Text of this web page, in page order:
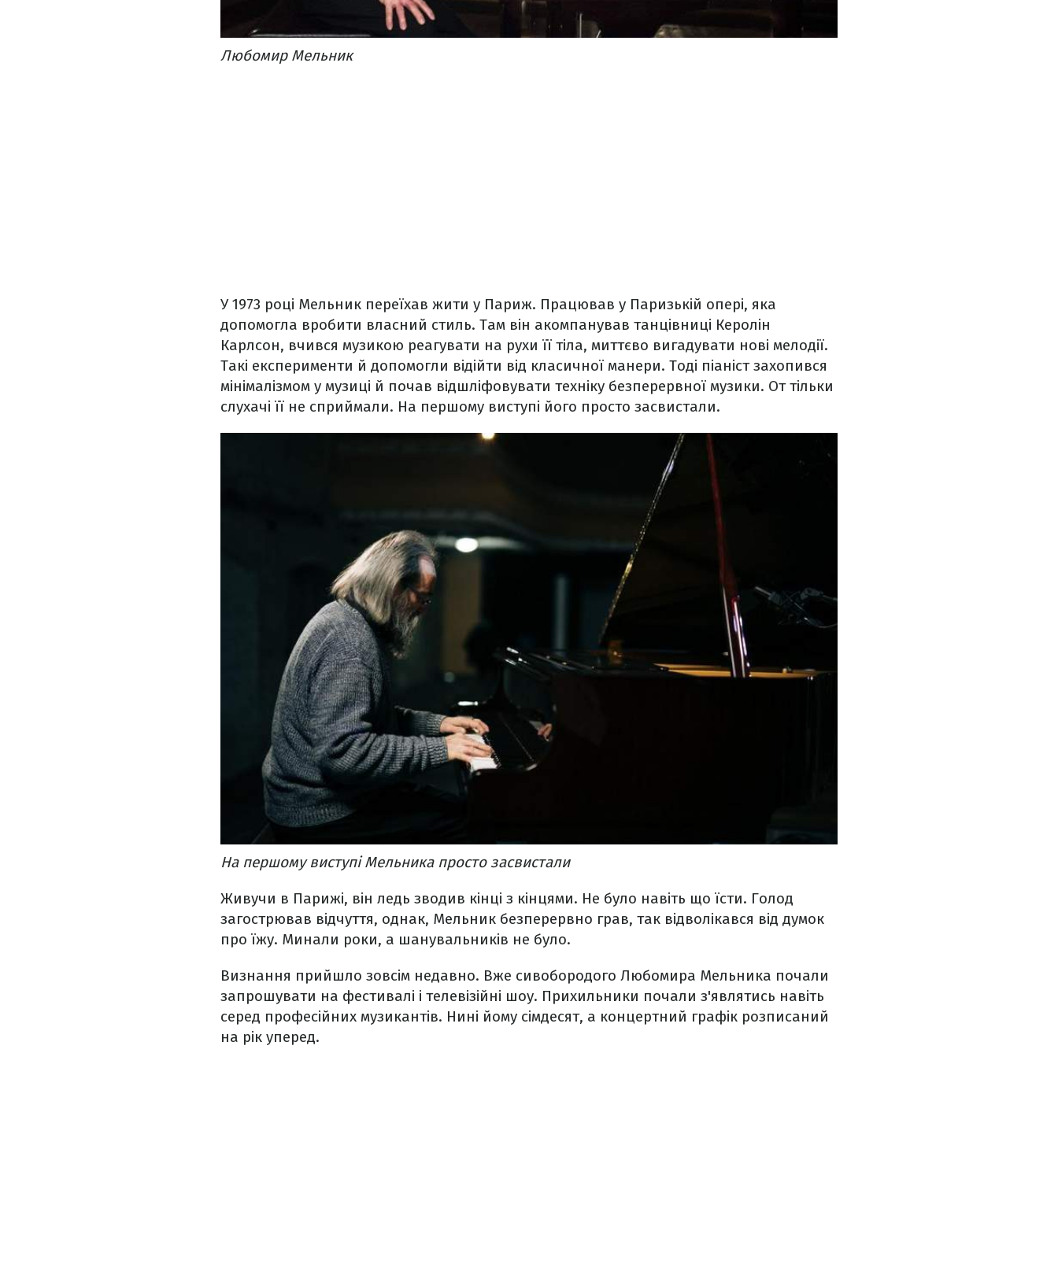
Любомир Мельник
У 1973 році Мельник переїхав жити у Париж. Працював у Паризькій опері, яка
допомогла вробити власний стиль. Там він акомпанував танцівниці Керолін
Карлсон, вчився музикою реагувати на рухи її тіла, миттєво вигадувати нові мелодії.
Такі експерименти й допомогли відійти від класичної манери. Тоді піаніст захопився
мінімалізмом у музиці й почав відшліфовувати техніку безперервної музики. От тільки
слухачі її не сприймали. На першому виступі його просто засвистали.
На першому виступі Мельника просто засвистали
Живучи в Парижі, він ледь зводив кінці з кінцями. Не було навіть що їсти. Голод
загострював відчуття, однак, Мельник безперервно грав, так відволікався від думок
про їжу. Минали роки, а шанувальників не було.
Визнання прийшло зовсім недавно. Вже сивобородого Любомира Мельника почали
запрошувати на фестивалі і телевізійні шоу. Прихильники почали з'являтись навіть
серед професійних музикантів. Нині йому сімдесят, а концертний графік розписаний
на рік уперед.